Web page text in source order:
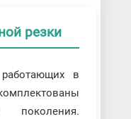
резки
в
поколения.